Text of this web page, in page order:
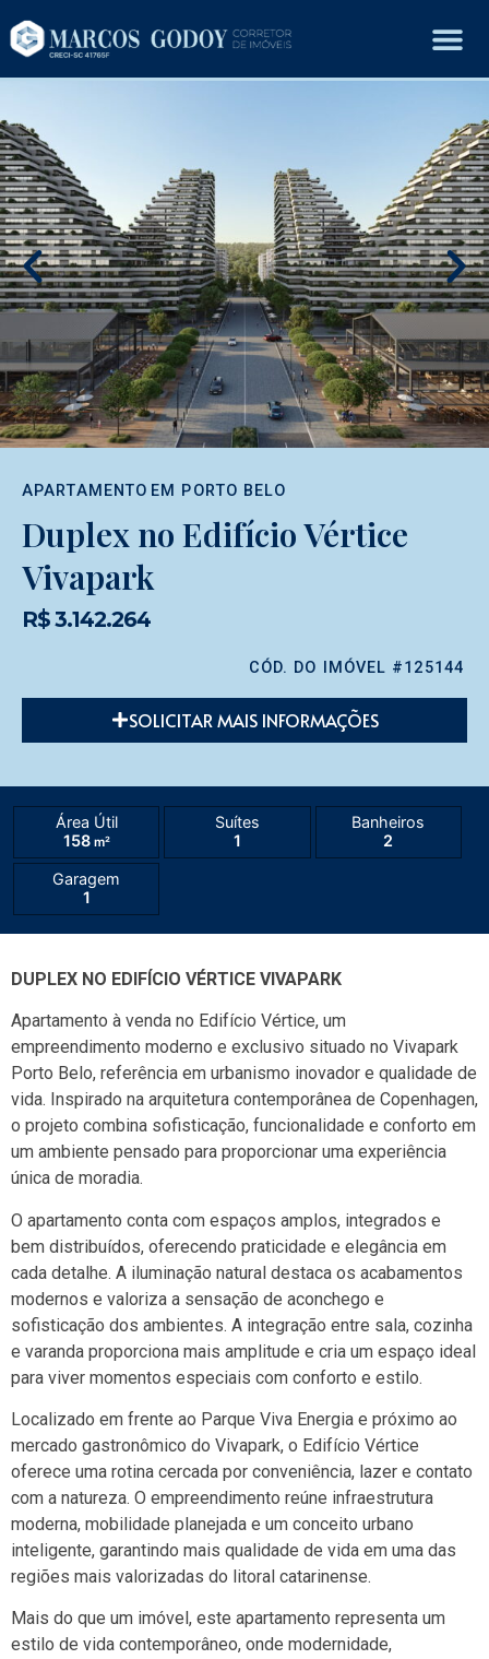
APARTAMENTO EM PORTO BELO
Duplex no Edifício Vértice
Vivapark
R$ 3.142.264
CÓD. DO IMÓVEL #125144
SOLICITAR MAIS INFORMAÇÕES
Área Útil
158m²
Suítes
1
Banheiros
2
Garagem
1
DUPLEX NO EDIFÍCIO VÉRTICE VIVAPARK
Apartamento à venda no Edifício Vértice, um
empreendimento moderno e exclusivo situado no Vivapark
Porto Belo, referência em urbanismo inovador e qualidade de
vida. Inspirado na arquitetura contemporânea de Copenhagen,
o projeto combina sofisticação, funcionalidade e conforto em
um ambiente pensado para proporcionar uma experiência
única de moradia.
O apartamento conta com espaços amplos, integrados e
bem distribuídos, oferecendo praticidade e elegância em
cada detalhe. A iluminação natural destaca os acabamentos
modernos e valoriza a sensação de aconchego e
sofisticação dos ambientes. A integração entre sala, cozinha
e varanda proporciona mais amplitude e cria um espaço ideal
para viver momentos especiais com conforto e estilo.
Localizado em frente ao Parque Viva Energia e próximo ao
mercado gastronômico do Vivapark, o Edifício Vértice
oferece uma rotina cercada por conveniência, lazer e contato
com a natureza. O empreendimento reúne infraestrutura
moderna, mobilidade planejada e um conceito urbano
inteligente, garantindo mais qualidade de vida em uma das
regiões mais valorizadas do litoral catarinense.
Mais do que um imóvel, este apartamento representa um
estilo de vida contemporâneo, onde modernidade,